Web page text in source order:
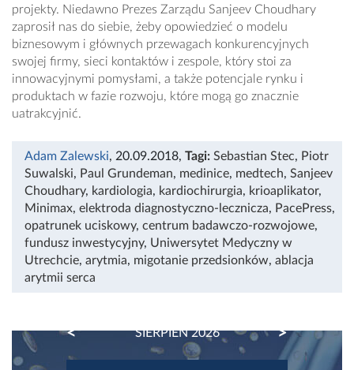
projekty. Niedawno Prezes Zarządu Sanjeev Choudhary
zaprosił nas do siebie, żeby opowiedzieć o modelu
biznesowym i głównych przewagach konkurencyjnych
swojej firmy, sieci kontaktów i zespole, który stoi za
innowacyjnymi pomysłami, a także potencjale rynku i
produktach w fazie rozwoju, które mogą go znacznie
uatrakcyjnić.
Adam Zalewski, 20.09.2018, Tagi: Sebastian Stec, Piotr
Suwalski, Paul Grundeman, medinice, medtech, Sanjeev
Choudhary, kardiologia, kardiochirurgia, krioaplikator,
Minimax, elektroda diagnostyczno-lecznicza, PacePress,
opatrunek uciskowy, centrum badawczo-rozwojowe,
fundusz inwestycyjny, Uniwersytet Medyczny w
Utrechcie, arytmia, migotanie przedsionków, ablacja
arytmii serca
SIERPIEŃ 2026
PREVIOUS NEXT